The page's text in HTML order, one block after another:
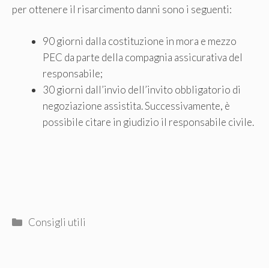
per ottenere il risarcimento danni sono i seguenti:
90 giorni dalla costituzione in mora e mezzo
PEC da parte della compagnia assicurativa del
responsabile;
30 giorni dall’invio dell’invito obbligatorio di
negoziazione assistita. Successivamente, è
possibile citare in giudizio il responsabile civile.
Categorie
Consigli utili